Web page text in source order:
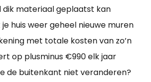
dik materiaal geplaatst kan
huis weer geheel nieuwe muren
met totale kosten van zo’n
op plusminus €990 elk jaar
de buitenkant niet veranderen?